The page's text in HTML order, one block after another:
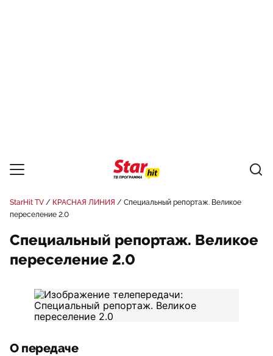
StarHit TV КРАСНАЯ ЛИНИЯ
Специальный репортаж. Великое
переселение 2.0
Специальный репортаж. Великое
переселение 2.0
О передаче